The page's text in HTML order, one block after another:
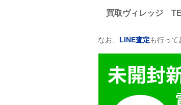
買取ヴィレッジ
なお、 LINE査定も行って